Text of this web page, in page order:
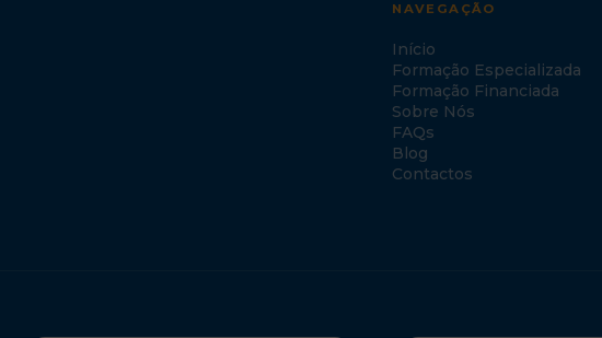
NAVEGAÇÃO
Início
Formação Especializada
Formação Financiada
Sobre Nós
FAQs
Blog
Contactos